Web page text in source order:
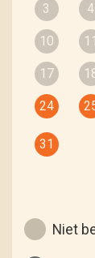
3 4
10 11
17
24
31
Niet